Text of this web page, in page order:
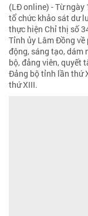
(LĐ online) - Từ ngày
tổ chức khảo sát dư
thực hiện Chỉ thị số
Tỉnh ủy Lâm Đồng
động, sáng tạo, dám
bộ, đảng viên, quyết
Đảng bộ tỉnh lần thứ
thứ XIII.